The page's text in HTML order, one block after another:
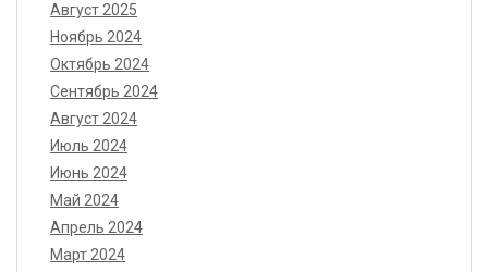
Август 2025
Ноябрь 2024
Октябрь 2024
Сентябрь 2024
Август 2024
Июль 2024
Июнь 2024
Май 2024
Апрель 2024
Март 2024